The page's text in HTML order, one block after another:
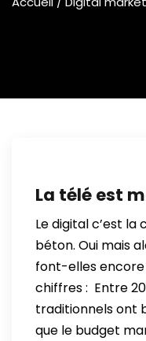
La télé est
Le digital c’est
béton. Oui mais
font-elles encore
chiffres : Entre
traditionnels ont
que le budget